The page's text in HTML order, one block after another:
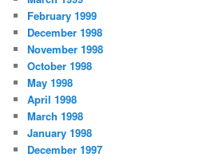
February 1999
December 1998
November 1998
October 1998
May 1998
April 1998
March 1998
January 1998
December 1997